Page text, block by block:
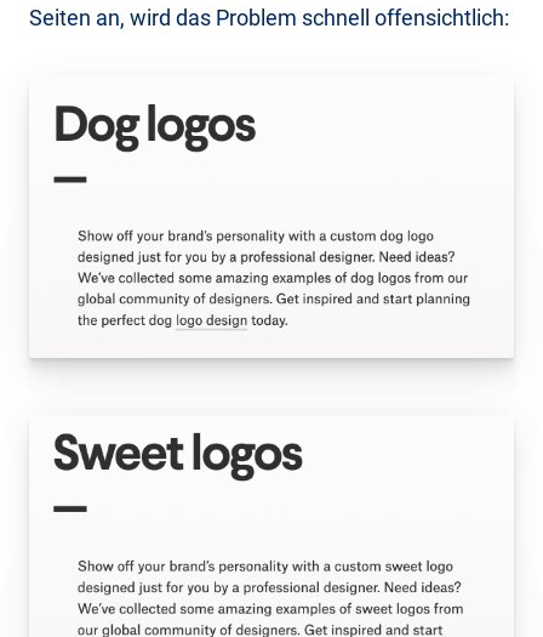
Seiten an, wird das Problem schnell offensichtlich: